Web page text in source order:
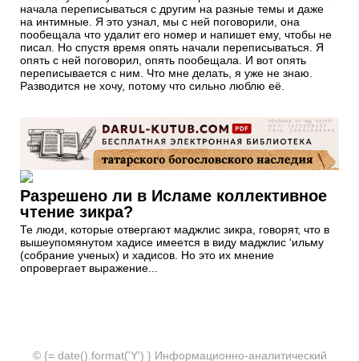
начала переписываться с другим на разные темы и даже
на интимные. Я это узнал, мы с ней поговорили, она
пообещала что удалит его номер и напишет ему, чтобы не
писал. Но спустя время опять начали переписываться. Я
опять с ней поговорил, опять пообещала. И вот опять
переписывается с ним. Что мне делать, я уже не знаю.
Разводится не хочу, потому что сильно люблю её.
Разрешено ли в Исламе коллективное
чтение зикра?
Те люди, которые отвергают маджлис зикра, говорят, что в
вышеупомянутом хадисе имеется в виду маджлис ‘ильму
(собрание ученых) и хадисов. Но это их мнение
опровергает выражение...
© {= date().format('Y') } Информационно-аналитический